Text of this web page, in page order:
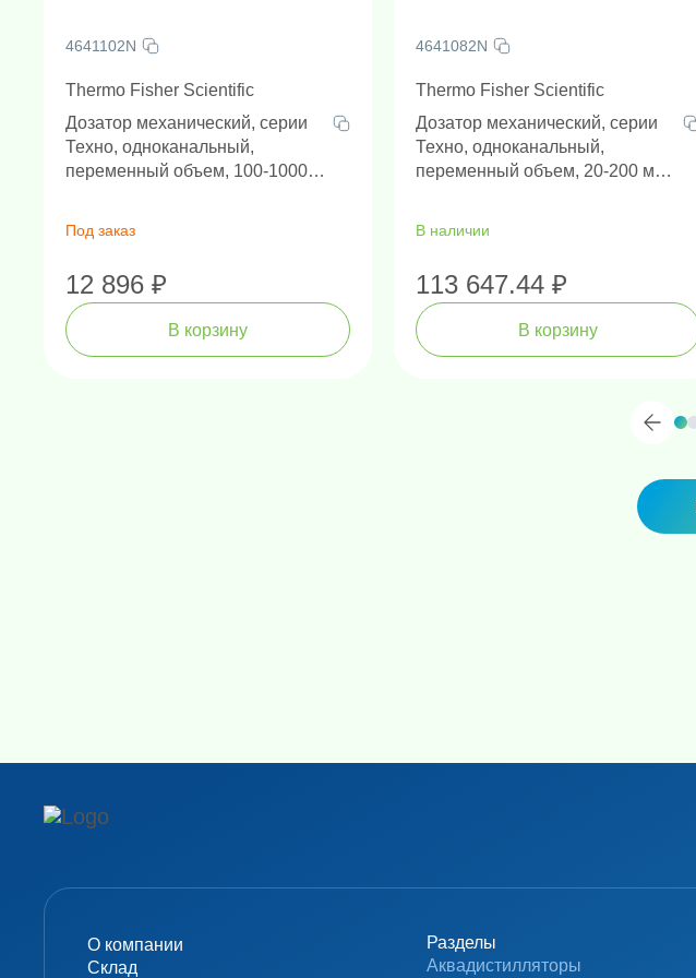
4641102N
Thermo Fisher Scientific
Дозатор механический, серии
Техно, одноканальный,
переменный объем, 100-1000
Под заказ
12 896 ₽
В корзину
4641082N
Thermo Fisher Scientific
Дозатор механический, серии
Техно, одноканальный,
переменный объем, 20-200 мкл,
В наличии
113 647.44 ₽
В корзину
О компании
Склад
Разделы
Аквадистилляторы